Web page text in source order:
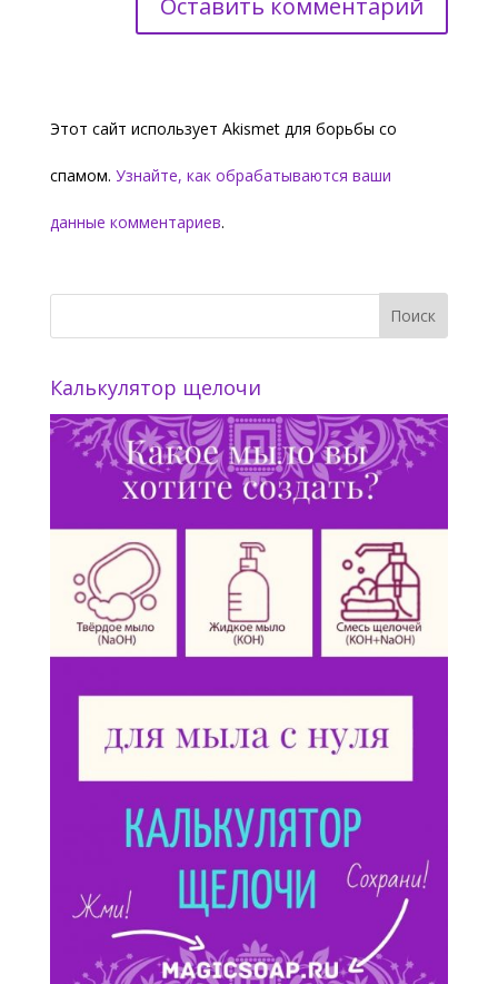
Этот сайт использует Akismet для борьбы со
спамом. Узнайте, как обрабатываются ваши
данные комментариев.
Калькулятор щелочи